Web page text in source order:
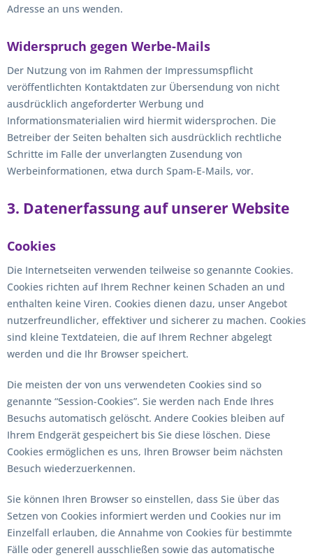
Adresse an uns wenden.
Widerspruch gegen Werbe-Mails
Der Nutzung von im Rahmen der Impressumspflicht
veröffentlichten Kontaktdaten zur Übersendung von nicht
ausdrücklich angeforderter Werbung und
Informationsmaterialien wird hiermit widersprochen. Die
Betreiber der Seiten behalten sich ausdrücklich rechtliche
Schritte im Falle der unverlangten Zusendung von
Werbeinformationen, etwa durch Spam-E-Mails, vor.
3. Datenerfassung auf unserer Website
Cookies
Die Internetseiten verwenden teilweise so genannte Cookies.
Cookies richten auf Ihrem Rechner keinen Schaden an und
enthalten keine Viren. Cookies dienen dazu, unser Angebot
nutzerfreundlicher, effektiver und sicherer zu machen. Cookies
sind kleine Textdateien, die auf Ihrem Rechner abgelegt
werden und die Ihr Browser speichert.
Die meisten der von uns verwendeten Cookies sind so
genannte “Session-Cookies”. Sie werden nach Ende Ihres
Besuchs automatisch gelöscht. Andere Cookies bleiben auf
Ihrem Endgerät gespeichert bis Sie diese löschen. Diese
Cookies ermöglichen es uns, Ihren Browser beim nächsten
Besuch wiederzuerkennen.
Sie können Ihren Browser so einstellen, dass Sie über das
Setzen von Cookies informiert werden und Cookies nur im
Einzelfall erlauben, die Annahme von Cookies für bestimmte
Fälle oder generell ausschließen sowie das automatische